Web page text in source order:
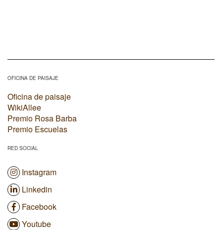
OFICINA DE PAISAJE
Oficina de paisaje
WikiAllee
Premio Rosa Barba
Premio Escuelas
RED SOCIAL
Instagram
Linkedin
Facebook
Youtube